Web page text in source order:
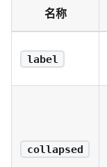
名称
label
collapsed